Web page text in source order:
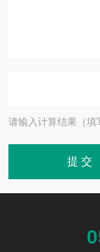
请输入计算结果（填